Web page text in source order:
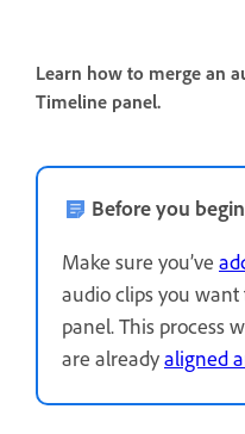
Learn how to merge an
Timeline panel.
Before you begin
Make sure you’ve
audio clips you
panel. This process
are alreadyaligned